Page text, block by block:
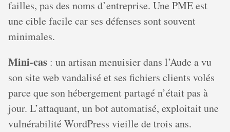
failles, pas des noms d’entreprise. Une PME est
une cible facile car ses défenses sont souvent
minimales.
Mini-cas : un artisan menuisier dans l’Aude a vu
son site web vandalisé et ses fichiers clients volés
parce que son hébergement partagé n’était pas à
jour. L’attaquant, un bot automatisé, exploitait une
vulnérabilité WordPress vieille de trois ans.